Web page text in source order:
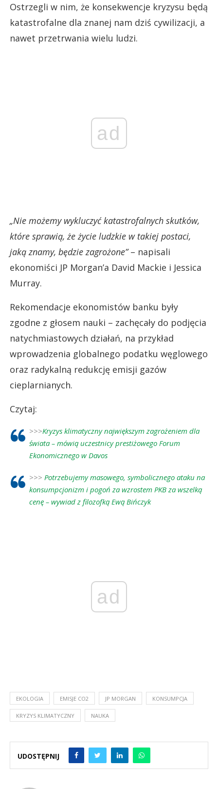
Ostrzegli w nim, że konsekwencje kryzysu będą
katastrofalne dla znanej nam dziś cywilizacji, a
nawet przetrwania wielu ludzi.
ad
„Nie możemy wykluczyć katastrofalnych skutków,
które sprawią, że życie ludzkie w takiej postaci,
jaką znamy, będzie zagrożone”– napisali
ekonomiści JP Morgan’a David Mackie i Jessica
Murray.
Rekomendacje ekonomistów banku były
zgodne z głosem nauki – zachęcały do podjęcia
natychmiastowych działań, na przykład
wprowadzenia globalnego podatku węglowego
oraz radykalną redukcję emisji gazów
cieplarnianych.
Czytaj:
>>>Kryzys klimatyczny największym zagrożeniem dla
świata – mówią uczestnicy prestiżowego Forum
Ekonomicznego w Davos
>>> Potrzebujemy masowego, symbolicznego ataku na
konsumpcjonizm i pogoń za wzrostem PKB za wszelką
cenę – wywiad z filozofką Ewą Bińczyk
ad
EKOLOGIA EMISJE CO2 JP MORGAN KONSUMPCJA
KRYZYS KLIMATYCZNY NAUKA
UDOSTĘPNIJ